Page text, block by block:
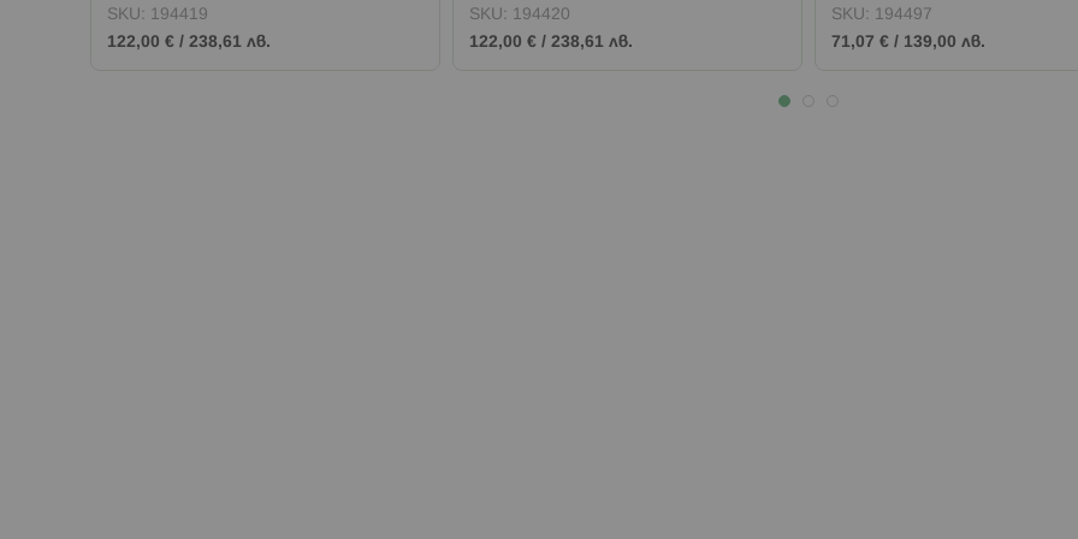
SKU: 194419
122,00 € / 238,61 лв.
SKU: 194420
122,00 € / 238,61 лв.
SKU: 194497
71,07 € / 139,00 лв.